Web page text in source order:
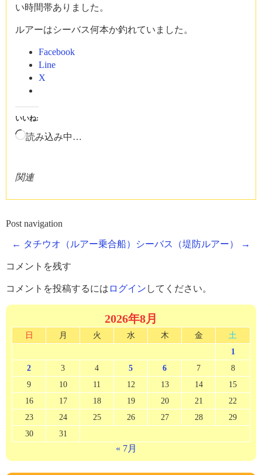
い時間帯ありました。
ルアーはシーバス何本か釣れていました。
Facebook
Line
X
いいね:
読み込み中…
関連
Post navigation
← タチウオ（ルアー乗合船） シーバス（堤防ルアー） →
コメントを残す
コメントを投稿するには ログイン してください。
2026年8月
日 月 火 水 木 金
土
1
2
3 4 5 6 7
8
9
10 11 12 13 14
15
16
17 18 19 20 21
22
23
24 25 26 27 28
29
30
31
« 7月